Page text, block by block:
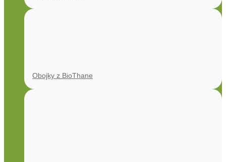
Obojky z BioThane